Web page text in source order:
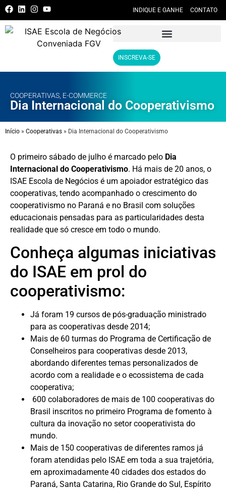
INDIQUE E GANHE CONTATO
INSCREVA-SE
COOPERATIVAS E-COMMERCE
Dia Internacional do Cooperativismo
Início » Cooperativas » Dia Internacional do Cooperativismo
O primeiro sábado de julho é marcado pelo Dia
Internacional do Cooperativismo. Há mais de 20 anos, o
ISAE Escola de Negócios é um apoiador estratégico das
cooperativas, tendo acompanhado o crescimento do
cooperativismo no Paraná e no Brasil com soluções
educacionais pensadas para as particularidades desta
realidade que só cresce em todo o mundo.
Conheça algumas iniciativas
do ISAE em prol do
cooperativismo:
Já foram 19 cursos de pós-graduação ministrado
para as cooperativas desde 2014;
Mais de 60 turmas do Programa de Certificação de
Conselheiros para cooperativas desde 2013,
abordando diferentes temas personalizados de
acordo com a realidade e o ecossistema de cada
cooperativa;
600 colaboradores de mais de 100 cooperativas do
Brasil inscritos no primeiro Programa de fomento à
cultura da inovação no setor cooperativista do
mundo.
Mais de 150 cooperativas de diferentes ramos já
foram atendidas pelo ISAE em toda a sua trajetória,
em aproximadamente 40 cidades dos estados do
Paraná, Santa Catarina, Rio Grande do Sul, Espírito